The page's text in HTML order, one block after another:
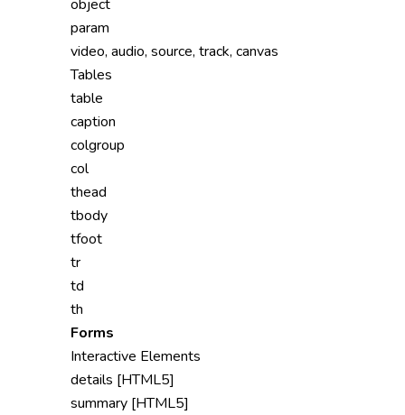
object
param
video, audio, source, track, canvas
Tables
table
caption
colgroup
col
thead
tbody
tfoot
tr
td
th
Forms
Interactive Elements
details [HTML5]
summary [HTML5]